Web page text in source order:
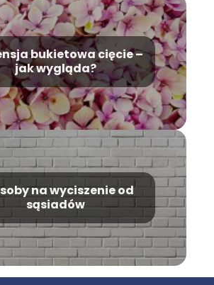
bukietowa cięcie –
jak wygląda?
na wyciszenie od
sąsiadów